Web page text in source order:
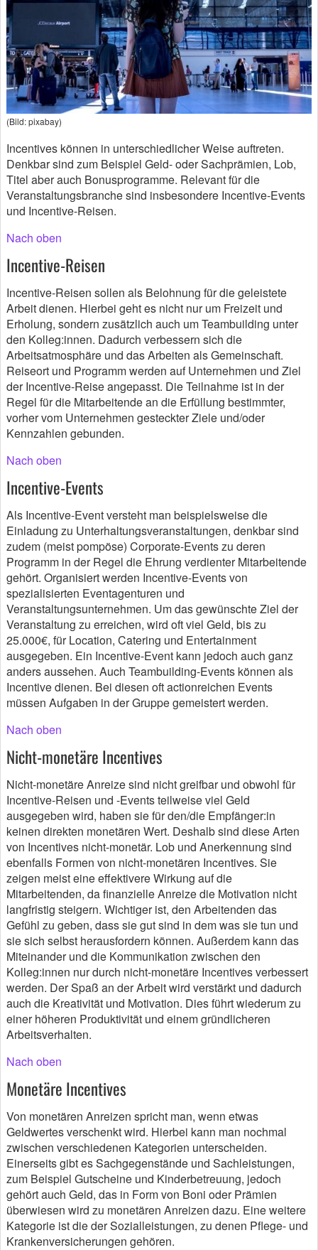
(Bild: pixabay)
Incentives können in unterschiedlicher Weise auftreten.
Denkbar sind zum Beispiel Geld- oder Sachprämien, Lob,
Titel aber auch Bonusprogramme. Relevant für die
Veranstaltungsbranche sind insbesondere Incentive-Events
und Incentive-Reisen.
Nach oben
Incentive-Reisen
Incentive-Reisen sollen als Belohnung für die geleistete
Arbeit dienen. Hierbei geht es nicht nur um Freizeit und
Erholung, sondern zusätzlich auch um Teambuilding unter
den Kolleg:innen. Dadurch verbessern sich die
Arbeitsatmosphäre und das Arbeiten als Gemeinschaft.
Reiseort und Programm werden auf Unternehmen und Ziel
der Incentive-Reise angepasst. Die Teilnahme ist in der
Regel für die Mitarbeitende an die Erfüllung bestimmter,
vorher vom Unternehmen gesteckter Ziele und/oder
Kennzahlen gebunden.
Nach oben
Incentive-Events
Als Incentive-Event versteht man beispielsweise die
Einladung zu Unterhaltungsveranstaltungen, denkbar sind
zudem (meist pompöse) Corporate-Events zu deren
Programm in der Regel die Ehrung verdienter Mitarbeitende
gehört. Organisiert werden Incentive-Events von
spezialisierten Eventagenturen und
Veranstaltungsunternehmen. Um das gewünschte Ziel der
Veranstaltung zu erreichen, wird oft viel Geld, bis zu
25.000€, für Location, Catering und Entertainment
ausgegeben. Ein Incentive-Event kann jedoch auch ganz
anders aussehen. Auch Teambuilding-Events können als
Incentive dienen. Bei diesen oft actionreichen Events
müssen Aufgaben in der Gruppe gemeistert werden.
Nach oben
Nicht-monetäre Incentives
Nicht-monetäre Anreize sind nicht greifbar und obwohl für
Incentive-Reisen und -Events teilweise viel Geld
ausgegeben wird, haben sie für den/die Empfänger:in
keinen direkten monetären Wert. Deshalb sind diese Arten
von Incentives nicht-monetär. Lob und Anerkennung sind
ebenfalls Formen von nicht-monetären Incentives. Sie
zeigen meist eine effektivere Wirkung auf die
Mitarbeitenden, da finanzielle Anreize die Motivation nicht
langfristig steigern. Wichtiger ist, den Arbeitenden das
Gefühl zu geben, dass sie gut sind in dem was sie tun und
sie sich selbst herausfordern können. Außerdem kann das
Miteinander und die Kommunikation zwischen den
Kolleg:innen nur durch nicht-monetäre Incentives verbessert
werden. Der Spaß an der Arbeit wird verstärkt und dadurch
auch die Kreativität und Motivation. Dies führt wiederum zu
einer höheren Produktivität und einem gründlicheren
Arbeitsverhalten.
Nach oben
Monetäre Incentives
Von monetären Anreizen spricht man, wenn etwas
Geldwertes verschenkt wird. Hierbei kann man nochmal
zwischen verschiedenen Kategorien unterscheiden.
Einerseits gibt es Sachgegenstände und Sachleistungen,
zum Beispiel Gutscheine und Kinderbetreuung, jedoch
gehört auch Geld, das in Form von Boni oder Prämien
überwiesen wird zu monetären Anreizen dazu. Eine weitere
Kategorie ist die der Sozialleistungen, zu denen Pflege- und
Krankenversicherungen gehören.